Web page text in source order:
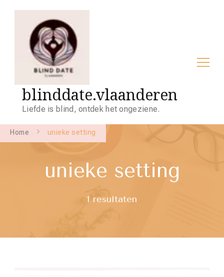
blinddate.vlaanderen
Liefde is blind, ontdek het ongeziene.
Home unieke setting
unieke setting
1 resultaten